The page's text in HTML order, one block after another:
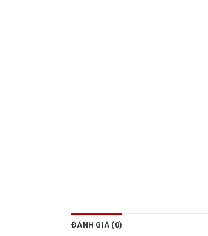
ĐÁNH GIÁ (0)